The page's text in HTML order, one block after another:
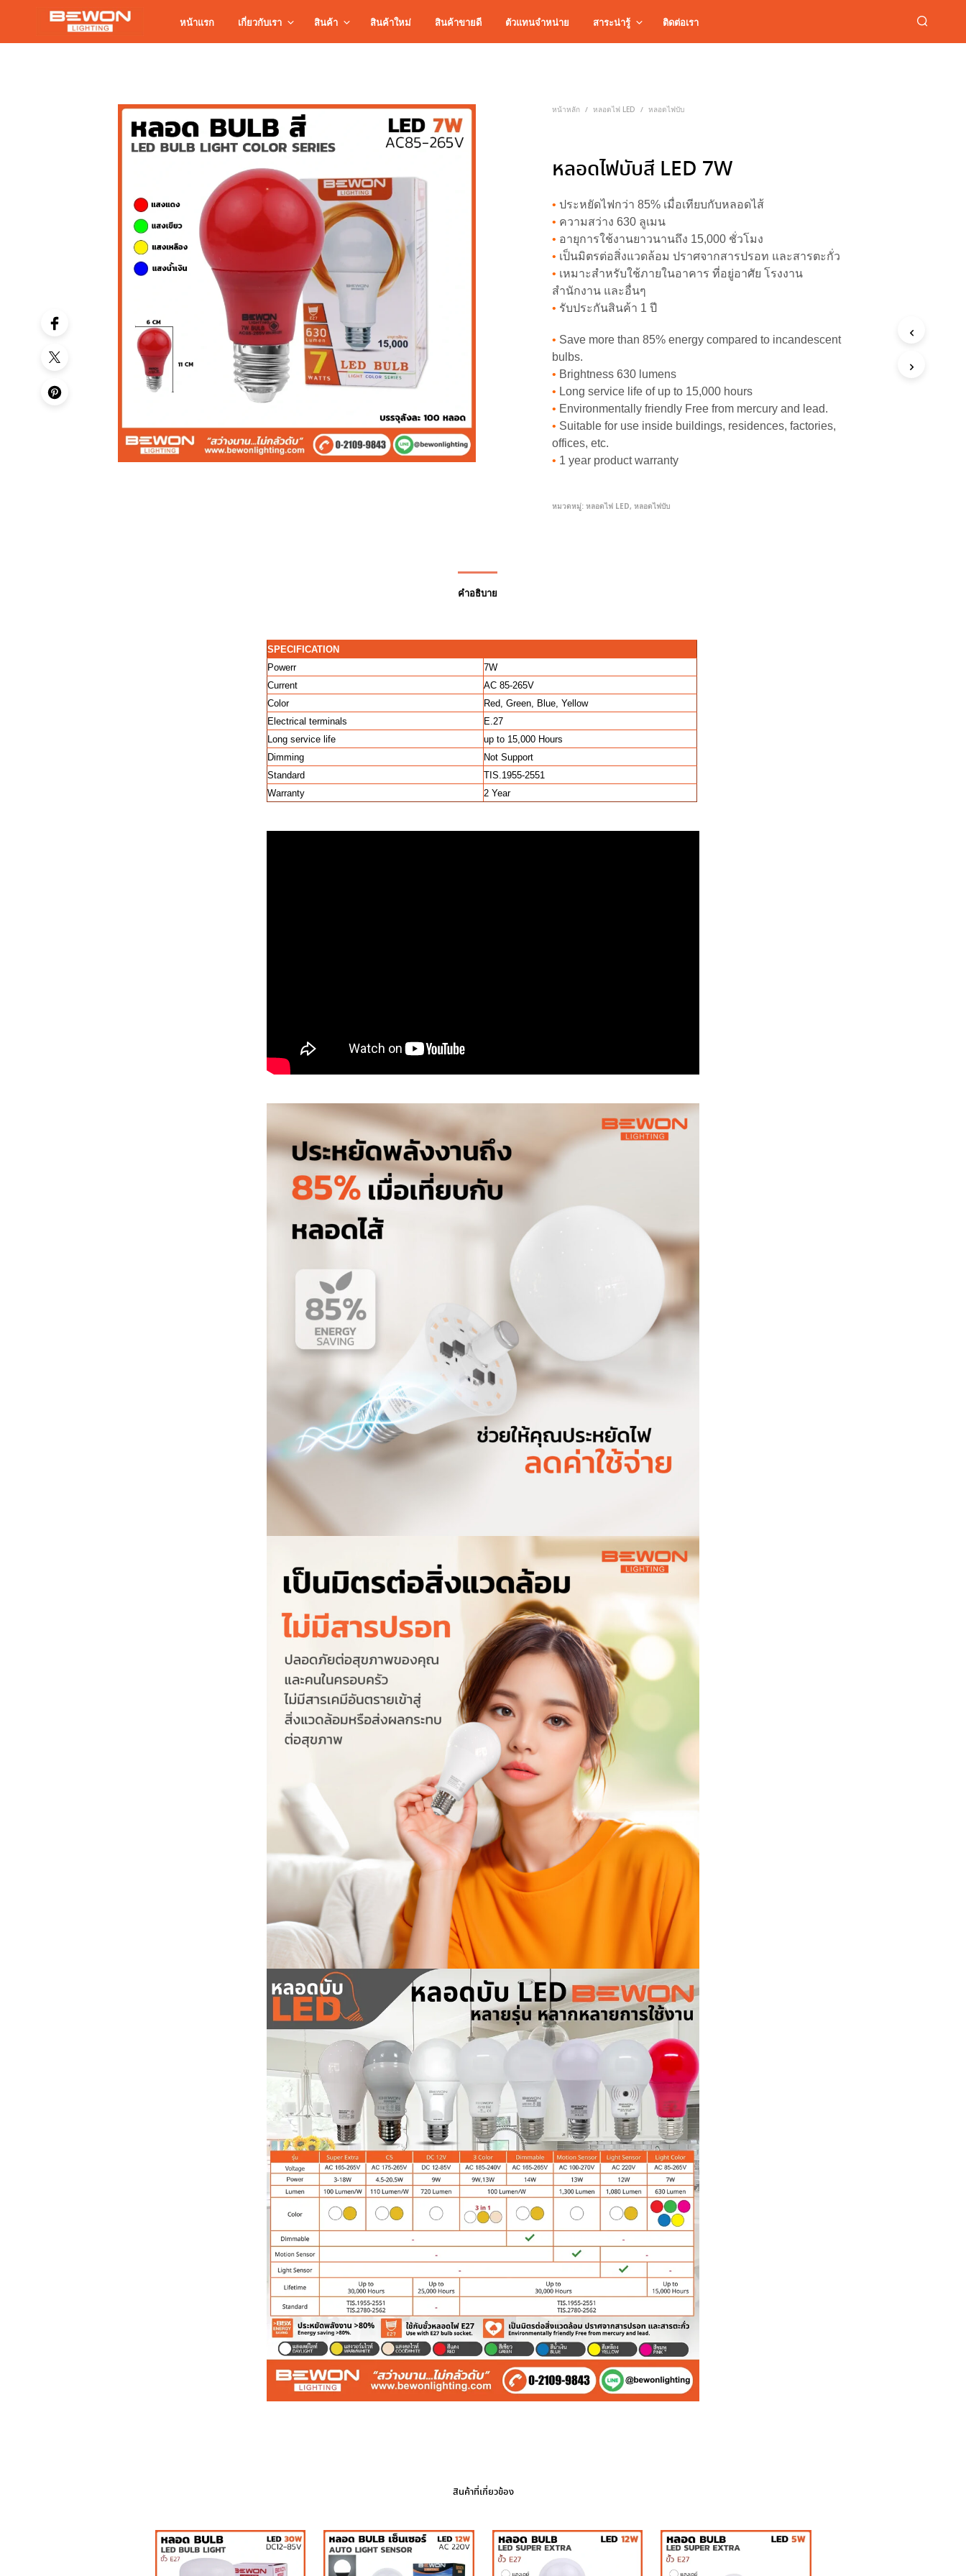
หน้าแรก เกี่ยวกับเรา สินค้า สินค้าใหม่ สินค้าขายดี ตัวแทนจำหน่าย สาระน่ารู้ ติดต่อเรา
หน้าหลัก / หลอดไฟ LED / หลอดไฟบับ
หลอดไฟบับสี LED 7W
• ประหยัดไฟกว่า 85% เมื่อเทียบกับหลอดไส้
• ความสว่าง 630 ลูเมน
• อายุการใช้งานยาวนานถึง 15,000 ชั่วโมง
• เป็นมิตรต่อสิ่งแวดล้อม ปราศจากสารปรอท และสารตะกั่ว
• เหมาะสำหรับใช้ภายในอาคาร ที่อยู่อาศัย โรงงาน
สำนักงาน และอื่นๆ
• รับประกันสินค้า 1 ปี
• Save more than 85% energy compared to incandescent
bulbs.
• Brightness 630 lumens
• Long service life of up to 15,000 hours
• Environmentally friendly Free from mercury and lead.
• Suitable for use inside buildings, residences, factories,
offices, etc.
• 1 year product warranty
หมวดหมู่:หลอดไฟ LED,หลอดไฟบับ
คำอธิบาย
SPECIFICATION
Powerr
7W
Current
AC 85-265V
Color
Red, Green, Blue, Yellow
Electrical terminals
E.27
Long service life
up to 15,000 Hours
Dimming
Not Support
Standard
TIS.1955-2551
Warranty
2 Year
สินค้าที่เกี่ยวข้อง